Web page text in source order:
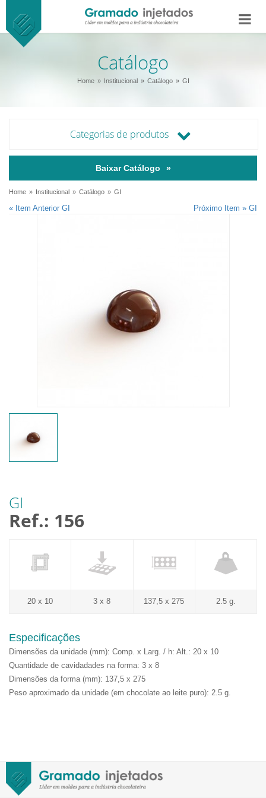
Catálogo
Home Institucional Catálogo GI
Categorias de produtos
Baixar Catálogo
Home Institucional Catálogo GI
« Item Anterior GI Próximo Item » GI
GI
Ref.: 156
20 x 10 3 x 8 137,5 x 275 2.5 g.
Especificações
Dimensões da unidade (mm): Comp. x Larg. / h: Alt.: 20 x 10
Quantidade de cavidadades na forma: 3 x 8
Dimensões da forma (mm): 137,5 x 275
Peso aproximado da unidade (em chocolate ao leite puro): 2.5 g.